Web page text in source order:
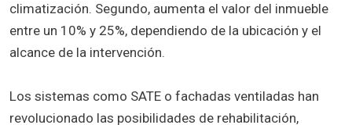
climatización. Segundo, aumenta el valor del inmueble
entre un 10% y 25%, dependiendo de la ubicación y el
alcance de la intervención.
Los sistemas como SATE o fachadas ventiladas han
revolucionado las posibilidades de rehabilitación,